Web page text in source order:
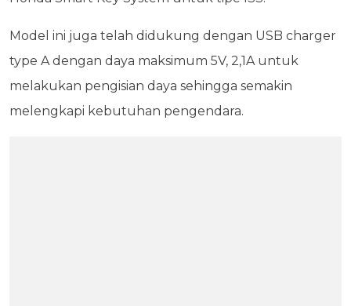
Model ini juga telah didukung dengan USB charger
type A dengan daya maksimum 5V, 2,1A untuk
melakukan pengisian daya sehingga semakin
melengkapi kebutuhan pengendara.